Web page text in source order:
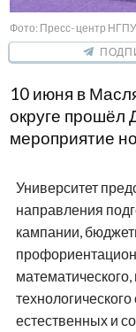
Фото: Пресс- центр
10 июня в
округе прошёл
мероприятие
Университет
направления
кампании,
естественных и